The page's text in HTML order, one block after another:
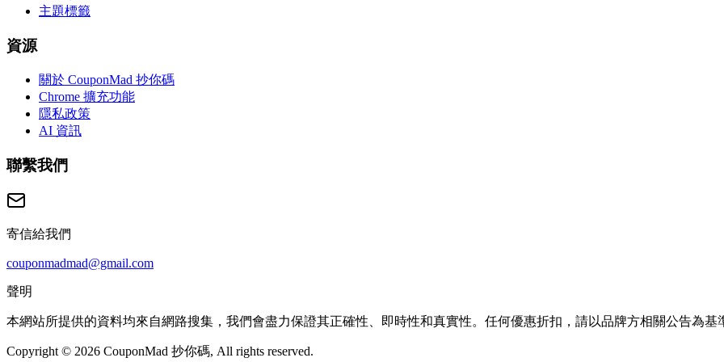
主題標籤
資源
關於 CouponMad 抄你碼
Chrome 擴充功能
隱私政策
AI 資訊
聯繫我們
寄信給我們
couponmadmad@gmail.com
聲明
本網站所提供的資料均來自網路搜集，我們會盡力保證其正確性、即時性和真實性。任何優惠折扣，請以品牌方相關公告為基
Copyright © 2026 CouponMad 抄你碼, All rights reserved.